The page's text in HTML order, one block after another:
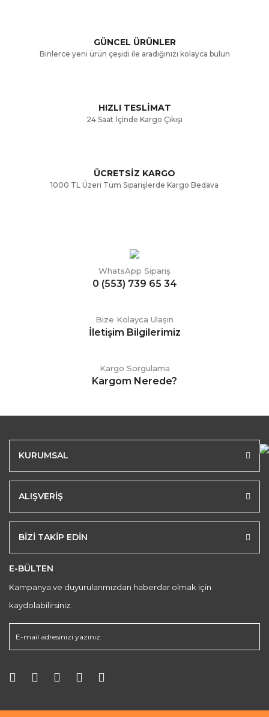
Ürün bilgilerinde hatalar bulunuyor.
Gönder
GÜNCEL ÜRÜNLER
Binlerce yeni ürün çeşidi ile aradığınızı kolayca bulun
HIZLI TESLİMAT
24 Saat İçinde Kargo Çıkışı
ÜCRETSİZ KARGO
1000 TL Üzeri Tüm Siparişlerde Kargo Bedava
WhatsApp Sipariş
0 (553) 739 65 34
Bize Kolayca Ulaşın
İletişim Bilgilerimiz
Kargo Sorgulama
Kargom Nerede?
KURUMSAL
ALIŞVERİŞ
BİZİ TAKİP EDİN
E-BÜLTEN
Kampanya ve duyurularımızdan haberdar olmak için
kaydolabilirsiniz.